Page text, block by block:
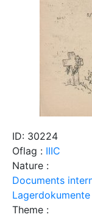
ID: 30224
Oflag : IIIC
Nature :
Documents
Theme :